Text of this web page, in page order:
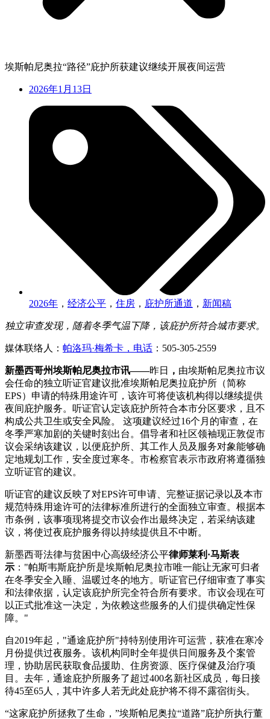
埃斯帕尼奥拉“路径”庇护所获建议继续开展夜间运营
2026年1月13日
2026年 ， 经济公平 ， 住房 ， 庇护所通道 ， 新闻稿
独立审查发现，随着冬季气温下降，该庇护所符合城市要求。
媒体联络人： 帕洛玛·梅希卡，电话 ：505-305-2559
新墨西哥州埃斯帕尼奥拉市讯——昨日 ， 由埃斯帕尼奥拉市议
会任命的独立听证官建议批准埃斯帕尼奥拉庇护所（简称
EPS）申请的特殊用途许可，该许可将使该机构得以继续提供
夜间庇护服务。听证官认定该庇护所符合本市分区要求，且不
构成公共卫生或安全风险。 这项建议经过16个月的审查，在
冬季严寒加剧的关键时刻出台。倡导者和社区领袖现正敦促市
议会采纳该建议，以便庇护所、其工作人员及服务对象能够确
定地规划工作，安全度过寒冬。市检察官表示市政府将遵循独
立听证官的建议。
听证官的建议反映了对EPS许可申请、完整证据记录以及本市
规范特殊用途许可的法律标准所进行的全面独立审查。根据本
市条例，该事项现将提交市议会作出最终决定，若采纳该建
议，将使过夜庇护服务得以持续提供且不中断。
新墨西哥法律与贫困中心高级经济公平律师莱利·马斯表
示 ："帕斯韦斯庇护所是埃斯帕尼奥拉市唯一能让无家可归者
在冬季安全入睡、温暖过冬的地方。听证官已仔细审查了事实
和法律依据，认定该庇护所完全符合所有要求。市议会现在可
以正式批准这一决定，为依赖这些服务的人们提供确定性保
障。"
自2019年起，"通途庇护所"持特别使用许可运营，获准在寒冷
月份提供过夜服务。该机构同时全年提供日间服务及个案管
理，协助居民获取食品援助、住房资源、医疗保健及治疗项
目。去年，通途庇护所服务了超过400名新社区成员，每日接
待45至65人，其中许多人若无此处庇护将不得不露宿街头。
“这家庇护所拯救了生命，”埃斯帕尼奥拉“道路”庇护所执行董